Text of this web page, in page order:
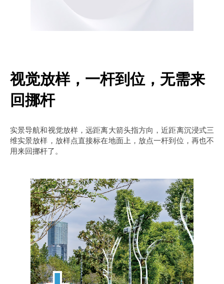
视觉放样，一杆到位，无需来
回挪杆
实景导航和视觉放样，远距离大箭头指方向，近距离沉浸式三
维实景放样，放样点直接标在地面上，放点一杆到位，再也不
用来回挪杆了。